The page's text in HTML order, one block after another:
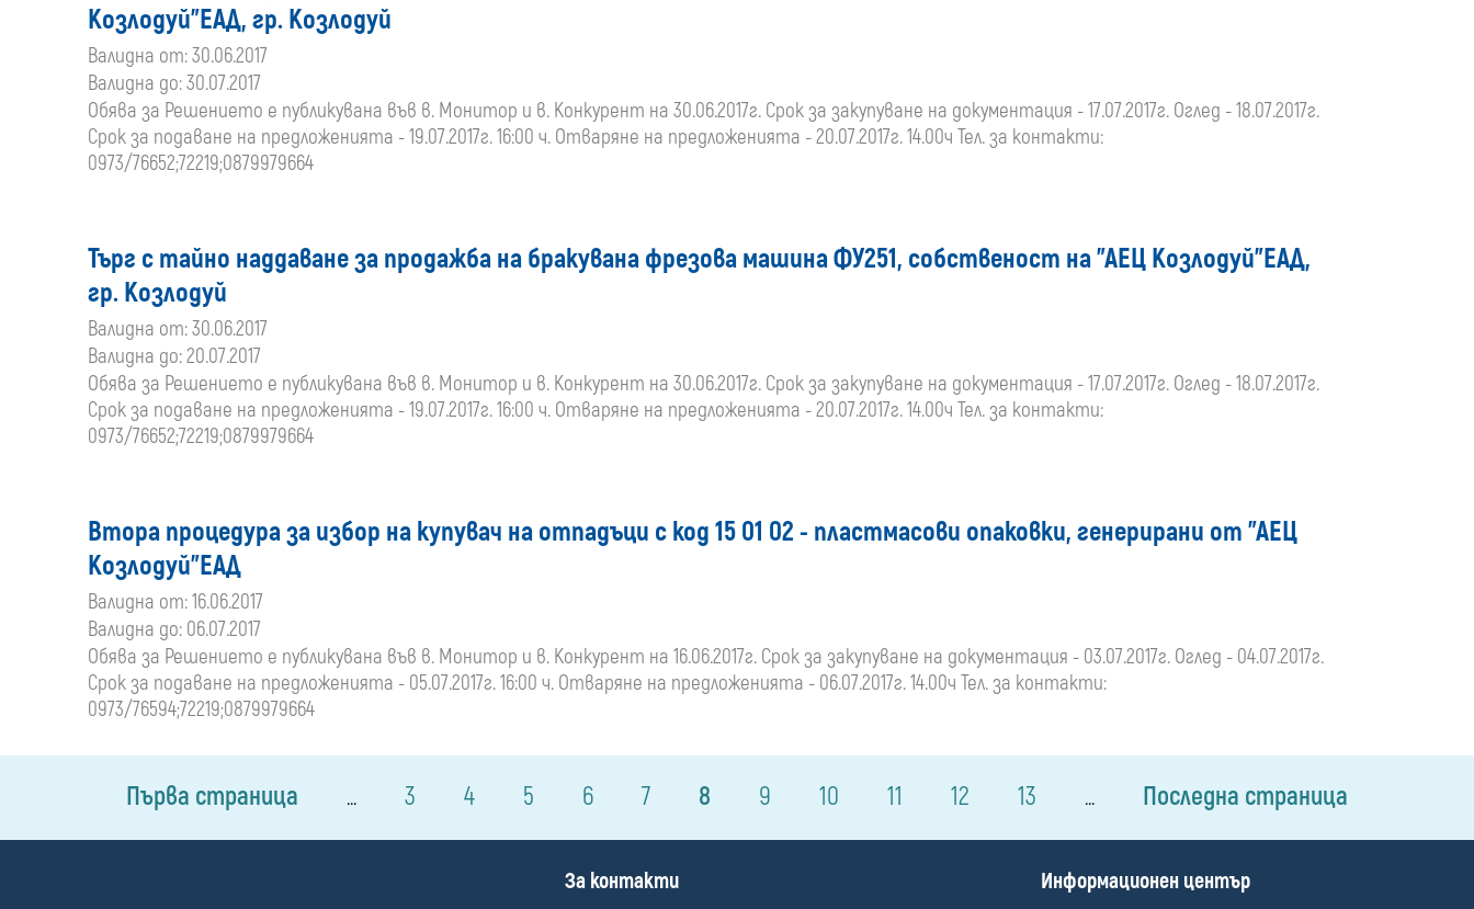
Козлодуй"ЕАД, гр. Козлодуй
Валидна от: 30.06.2017
Валидна до: 30.07.2017
Обява за Решението е публикувана във в. Монитор и в. Конкурент на 30.06.2017г. Срок за закупуване на документация - 17.07.2017г. Оглед - 18.07.2017г.
Срок за подаване на предложенията - 19.07.2017г. 16:00 ч. Отваряне на предложенията - 20.07.2017г. 14.00ч Тел. за контакти:
0973/76652;72219;0879979664
Търг с тайно наддаване за продажба на бракувана фрезова машина ФУ251, собственост на "АЕЦ Козлодуй"ЕАД,
гр. Козлодуй
Валидна от: 30.06.2017
Валидна до: 20.07.2017
Обява за Решението е публикувана във в. Монитор и в. Конкурент на 30.06.2017г. Срок за закупуване на документация - 17.07.2017г. Оглед - 18.07.2017г.
Срок за подаване на предложенията - 19.07.2017г. 16:00 ч. Отваряне на предложенията - 20.07.2017г. 14.00ч Тел. за контакти:
0973/76652;72219;0879979664
Втора процедура за избор на купувач на отпадъци с код 15 01 02 - пластмасови опаковки, генерирани от "АЕЦ
Козлодуй"ЕАД
Валидна от: 16.06.2017
Валидна до: 06.07.2017
Обява за Решението е публикувана във в. Монитор и в. Конкурент на 16.06.2017г. Срок за закупуване на документация - 03.07.2017г. Оглед - 04.07.2017г.
Срок за подаване на предложенията - 05.07.2017г. 16:00 ч. Отваряне на предложенията - 06.07.2017г. 14.00ч Тел. за контакти:
0973/76594;72219;0879979664
Първа страница ... 3 4 5 6 7 8 9 10 11 12 13 ... Последна страница
П
За контакти
П
Информационен център